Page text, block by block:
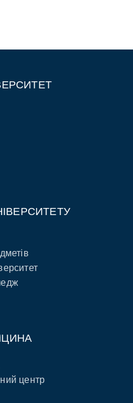
центр